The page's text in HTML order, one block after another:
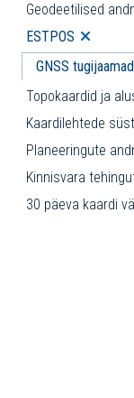
Geodeetilised
ESTPOS Ava
GNSS
Topokaardid ja
Kaardilehtede
Planeeringute
Kinnisvara
30 päeva kaardi